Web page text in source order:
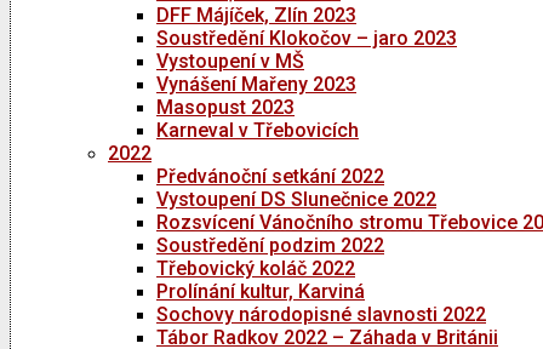
DFF Májíček, Zlín 2023
Soustředění Klokočov – jaro 2023
Vystoupení v MŠ
Vynášení Mařeny 2023
Masopust 2023
Karneval v Třebovicích
2022
Předvánoční setkání 2022
Vystoupení DS Slunečnice 2022
Rozsvícení Vánočního stromu Třebovice
Soustředění podzim 2022
Třebovický koláč 2022
Prolínání kultur, Karviná
Sochovy národopisné slavnosti 2022
Tábor Radkov 2022 – Záhada v Británii